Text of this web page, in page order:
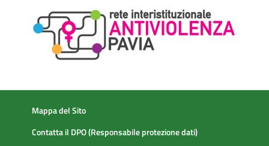
Mappa del Sito
Contatta il DPO (Responsabile protezione dati)